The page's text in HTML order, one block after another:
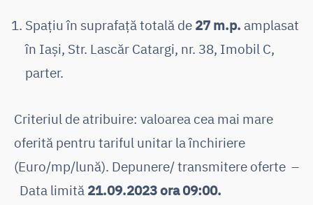
Spațiu în suprafață totală de 27 m.p. amplasat
în Iași, Str. Lascăr Catargi, nr. 38, Imobil C,
parter.
Criteriul de atribuire: valoarea cea mai mare
oferită pentru tariful unitar la închiriere
(Euro/mp/lună). Depunere/ transmitere oferte –
Data limită 21.09.2023 ora 09:00.